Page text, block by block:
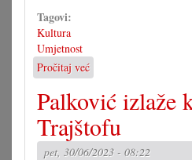
Tagovi:
Kultura
Umjetnost
Pročitaj već
Mini-
metron
umjetnici
Viktoriji
Ratašić
Palković izlaže
Trajštofu
pet, 30/06/2023 - 08:22